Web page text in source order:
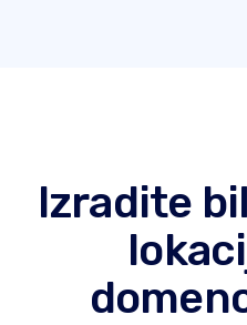
Izradite